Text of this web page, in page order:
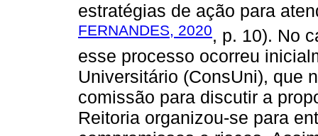
estratégias de ação para
FERNANDES, 2020, p. 10). No
esse processo ocorreu
Universitário (ConsUni), que
comissão para discutir a
Reitoria organizou-se para